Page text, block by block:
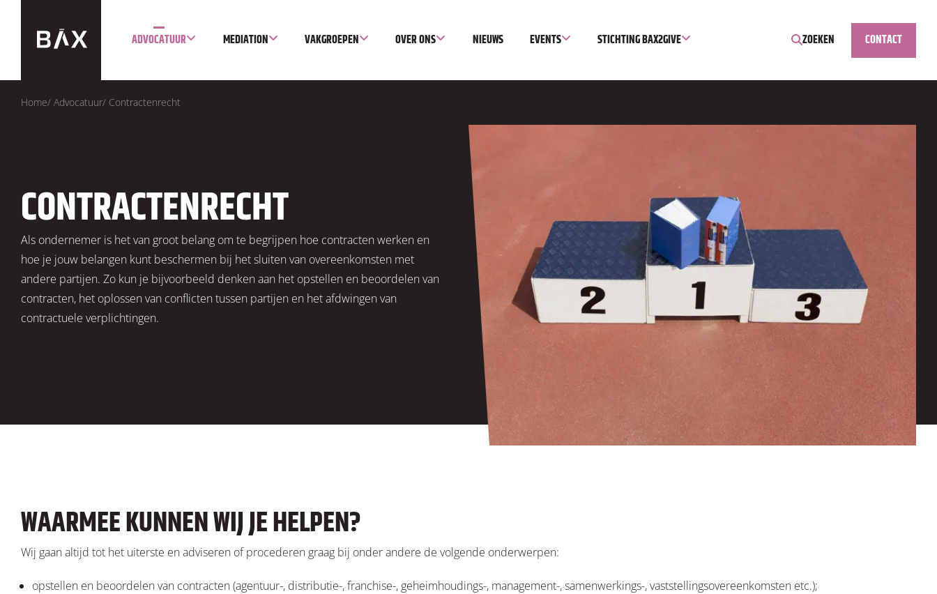
ADVOCATUUR MEDIATION VAKGROEPEN OVER ONS NIEUWS EVENTS STICHTING BAX2GIVE ZOEKEN CONTACT
Home/ Advocatuur/ Contractenrecht
CONTRACTENRECHT
Als ondernemer is het van groot belang om te begrijpen hoe contracten werken en
hoe je jouw belangen kunt beschermen bij het sluiten van overeenkomsten met
andere partijen. Zo kun je bijvoorbeeld denken aan het opstellen en beoordelen van
contracten, het oplossen van conflicten tussen partijen en het afdwingen van
contractuele verplichtingen.
WAARMEE KUNNEN WIJ JE HELPEN?
Wij gaan altijd tot het uiterste en adviseren of procederen graag bij onder andere de volgende onderwerpen:
opstellen en beoordelen van contracten (agentuur-, distributie-, franchise-, geheimhoudings-, management-, samenwerkings-, vaststellingsovereenkomsten etc.);